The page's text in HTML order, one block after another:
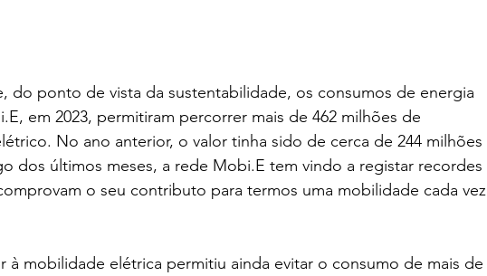
do ponto de vista da sustentabilidade, os consumos de energia
em 2023, permitiram percorrer mais de 462 milhões de
No ano anterior, o valor tinha sido de cerca de 244 milhões
dos últimos meses, a rede Mobi.E tem vindo a registar recordes
o seu contributo para termos uma mobilidade cada vez
à mobilidade elétrica permitiu ainda evitar o consumo de mais de